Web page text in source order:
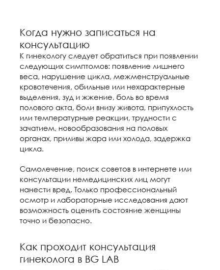
Когда нужно записаться на
консультацию
К гинекологу следует обратиться при появлении
следующих симптомов: появление лишнего
веса, нарушение цикла, межменструальные
кровотечения, обильные или нехарактерные
выделения, зуд и жжение, боль во время
полового акта, боли внизу живота, припухлость
или температурные реакции, трудности с
зачатием, новообразования на половых
органах, приливы жара или холода, задержка
цикла.
Самолечение, поиск советов в интернете или
консультации немедицинских лиц могут
нанести вред. Только профессиональный
осмотр и лабораторные исследования дают
возможность оценить состояние женщины
точно и безопасно.
Как проходит консультация
гинеколога в BG LAB